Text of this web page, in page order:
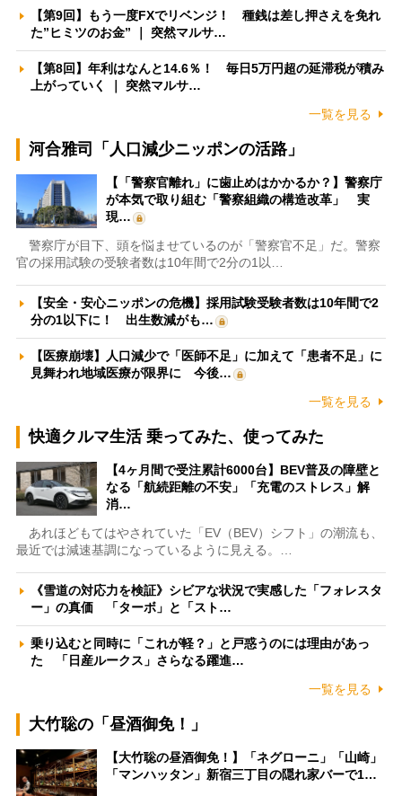
【第9回】もう一度FXでリベンジ！ 種銭は差し押さえを免れ
た”ヒミツのお金” ｜ 突然マルサ…
【第8回】年利はなんと14.6％！ 毎日5万円超の延滞税が積み
上がっていく ｜ 突然マルサ…
一覧を見る
河合雅司「人口減少ニッポンの活路」
【「警察官離れ」に歯止めはかかるか？】警察庁
が本気で取り組む「警察組織の構造改革」 実
現…
警察庁が目下、頭を悩ませているのが「警察官不足」だ。警察
官の採用試験の受験者数は10年間で2分の1以…
【安全・安心ニッポンの危機】採用試験受験者数は10年間で2
分の1以下に！ 出生数減がも…
【医療崩壊】人口減少で「医師不足」に加えて「患者不足」に
見舞われ地域医療が限界に 今後…
一覧を見る
快適クルマ生活 乗ってみた、使ってみた
【4ヶ月間で受注累計6000台】BEV普及の障壁と
なる「航続距離の不安」「充電のストレス」解
消…
あれほどもてはやされていた「EV（BEV）シフト」の潮流も、
最近では減速基調になっているように見える。…
《雪道の対応力を検証》シビアな状況で実感した「フォレスタ
ー」の真価 「ターボ」と「スト…
乗り込むと同時に「これが軽？」と戸惑うのには理由があっ
た 「日産ルークス」さらなる躍進…
一覧を見る
大竹聡の「昼酒御免！」
【大竹聡の昼酒御免！】「ネグローニ」「山崎」
「マンハッタン」新宿三丁目の隠れ家バーで1…